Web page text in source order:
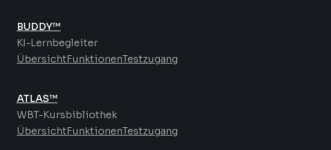
BUDDY™
KI-Lernbegleiter
ÜbersichtFunktionenTestzugang
ATLAS™
WBT-Kursbibliothek
ÜbersichtFunktionenTestzugang